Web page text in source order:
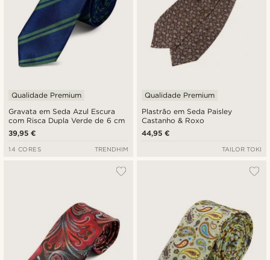
Gravata em Seda Azul Escura
com Risca Dupla Verde de 6 cm
Qualidade Premium
39,95 €
14 CORES TRENDHIM
Plastrão em Seda Paisley
Castanho & Roxo
Qualidade Premium
44,95 €
TAILOR TOKI